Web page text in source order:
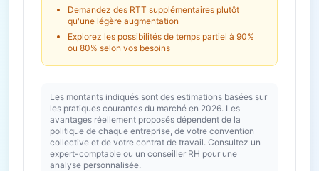
Demandez des RTT supplémentaires plutôt
qu'une légère augmentation
Explorez les possibilités de temps partiel à 90%
ou 80% selon vos besoins
Les montants indiqués sont des estimations basées sur
les pratiques courantes du marché en 2026. Les
avantages réellement proposés dépendent de la
politique de chaque entreprise, de votre convention
collective et de votre contrat de travail. Consultez un
expert-comptable ou un conseiller RH pour une
analyse personnalisée.